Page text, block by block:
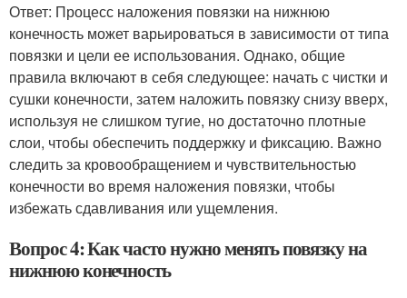
Ответ: Процесс наложения повязки на нижнюю
конечность может варьироваться в зависимости от типа
повязки и цели ее использования. Однако, общие
правила включают в себя следующее: начать с чистки и
сушки конечности, затем наложить повязку снизу вверх,
используя не слишком тугие, но достаточно плотные
слои, чтобы обеспечить поддержку и фиксацию. Важно
следить за кровообращением и чувствительностью
конечности во время наложения повязки, чтобы
избежать сдавливания или ущемления.
Вопрос 4: Как часто нужно менять повязку на
нижнюю конечность